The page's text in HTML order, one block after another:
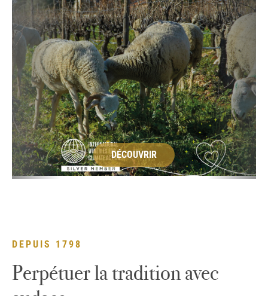
DÉCOUVRIR
DEPUIS 1798
Perpétuer la tradition avec